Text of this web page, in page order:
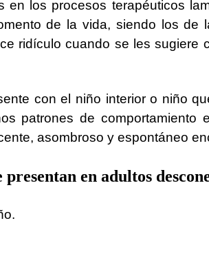
los procesos terapéuticos
de la vida, siendo los de
ridículo cuando se les sugiere
con el niño interior o niño
patrones de comportamiento
asombroso y espontáneo
en adultos